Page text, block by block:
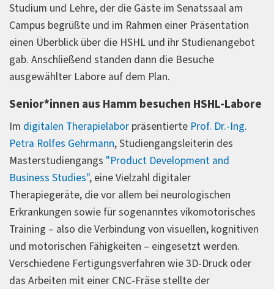
Studium und Lehre, der die Gäste im Senatssaal am
Campus begrüßte und im Rahmen einer Präsentation
einen Überblick über die HSHL und ihr Studienangebot
gab. Anschließend standen dann die Besuche
ausgewählter Labore auf dem Plan.
Senior*innen aus Hamm besuchen HSHL-Labore
Im digitalen Therapielabor präsentierte Prof. Dr.-Ing.
Petra Rolfes Gehrmann, Studiengangsleiterin des
Masterstudiengangs "Product Development and
Business Studies", eine Vielzahl digitaler
Therapiegeräte, die vor allem bei neurologischen
Erkrankungen sowie für sogenanntes vikomotorisches
Training – also die Verbindung von visuellen, kognitiven
und motorischen Fähigkeiten – eingesetzt werden.
Verschiedene Fertigungsverfahren wie 3D-Druck oder
das Arbeiten mit einer CNC-Fräse stellte der